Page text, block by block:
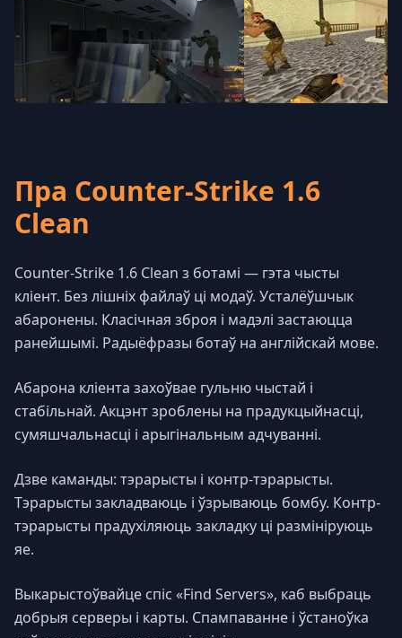
Пра Counter-Strike 1.6
Clean
Counter-Strike 1.6 Clean з ботамі — гэта чысты
кліент. Без лішніх файлаў ці модаў. Усталёўшчык
абаронены. Класічная зброя і мадэлі застаюцца
ранейшымі. Радыёфразы ботаў на англійскай мове.
Абарона кліента захоўвае гульню чыстай і
стабільнай. Акцэнт зроблены на прадукцыйнасці,
сумяшчальнасці і арыгінальным адчуванні.
Дзве каманды: тэрарысты і контр-тэрарысты.
Тэрарысты закладваюць і ўзрываюць бомбу. Контр-
тэрарысты прадухіляюць закладку ці размініруюць
яе.
Выкарыстоўвайце спіс «Find Servers», каб выбраць
добрыя серверы і карты. Спампаванне і ўстаноўка